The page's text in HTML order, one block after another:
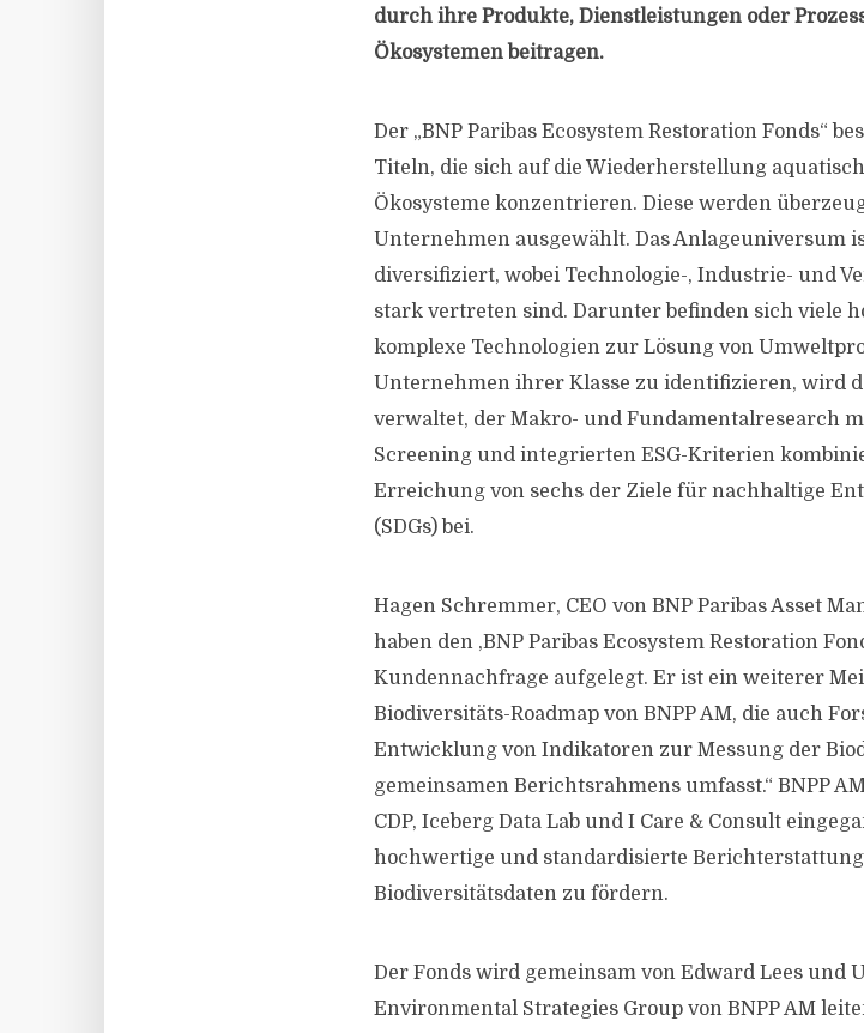
durch ihre Produkte, Dienstleistungen oder
Ökosystemen beitragen.
Der „BNP Paribas Ecosystem Restoration Fonds“
Titeln, die sich auf die Wiederherstellung
Ökosysteme konzentrieren. Diese werden
Unternehmen ausgewählt. Das Anlageuniversum
diversifiziert, wobei Technologie-, Industrie- und
stark vertreten sind. Darunter befinden sich viele
komplexe Technologien zur Lösung von
Unternehmen ihrer Klasse zu identifizieren, wird
verwaltet, der Makro- und Fundamentalresearch
Screening und integrierten ESG-Kriterien
Erreichung von sechs der Ziele für nachhaltige
(SDGs) bei.
Hagen Schremmer, CEO von BNP Paribas Asset
haben den ,BNP Paribas Ecosystem Restoration
Kundennachfrage aufgelegt. Er ist ein weiterer
Biodiversitäts-Roadmap von BNPP AM, die auch
Entwicklung von Indikatoren zur Messung der
gemeinsamen Berichtsrahmens umfasst.“ BNPP
CDP, Iceberg Data Lab und I Care & Consult
hochwertige und standardisierte
Biodiversitätsdaten zu fördern.
Der Fonds wird gemeinsam von Edward Lees und
Environmental Strategies Group von BNPP AM